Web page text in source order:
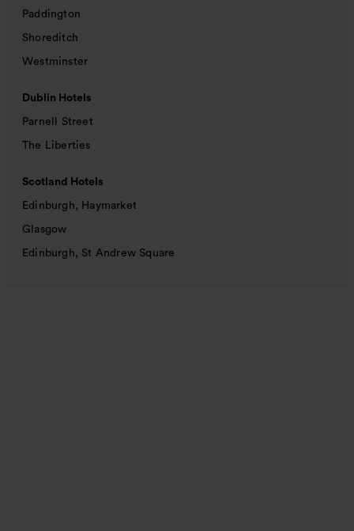
Paddington
Shoreditch
Westminster
Dublin Hotels
Parnell Street
The Liberties
Scotland Hotels
Edinburgh, Haymarket
Glasgow
Edinburgh, St Andrew Square